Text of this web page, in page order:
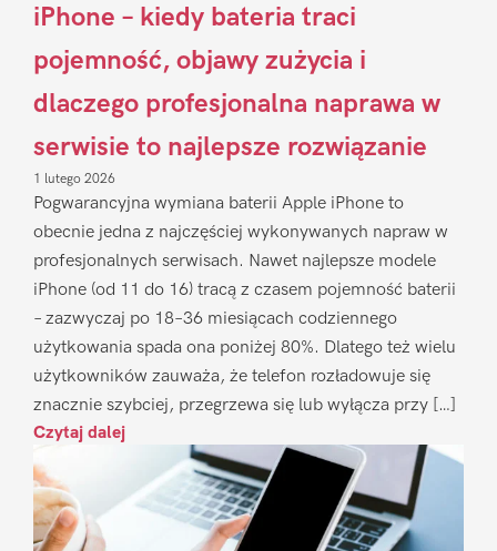
iPhone – kiedy bateria traci
pojemność, objawy zużycia i
dlaczego profesjonalna naprawa w
serwisie to najlepsze rozwiązanie
1 lutego 2026
Pogwarancyjna wymiana baterii Apple iPhone to
obecnie jedna z najczęściej wykonywanych napraw w
profesjonalnych serwisach. Nawet najlepsze modele
iPhone (od 11 do 16) tracą z czasem pojemność baterii
– zazwyczaj po 18–36 miesiącach codziennego
użytkowania spada ona poniżej 80%. Dlatego też wielu
użytkowników zauważa, że telefon rozładowuje się
znacznie szybciej, przegrzewa się lub wyłącza przy […]
Czytaj dalej